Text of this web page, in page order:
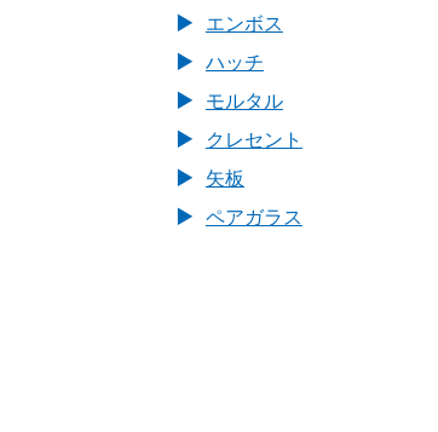
エンボス
ハッチ
モルタル
クレセント
矢板
ペアガラス